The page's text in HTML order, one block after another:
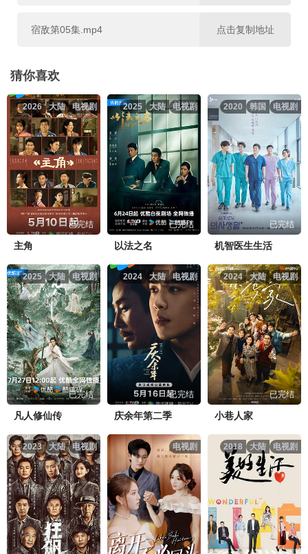
宿敌第05集.mp4 点击复制地址
宿敌第06集.mp4
宿敌第07集.mp4 点击复制地址
宿敌第08集.mp4 点击复制地址
宿敌第09集.mp4 点击复制地址
宿敌第10集.mp4 点击复制地址
宿敌第11集.mp4 点击复制地址
宿敌第12集.mp4 点击复制地址
宿敌第13集.mp4 点击复制地址
宿敌第14集.mp4 点击复制地址
宿敌第15集.mp4 点击复制地址
宿敌第16集.mp4 点击复制地址
猜你喜欢
电视剧
大陆
2026
已完结
主角
电视剧
大陆
2025
已完结
以法之名
电视剧
韩国
2020
已完结
机智医生生活
电视剧
大陆
2025
已完结
凡人修仙传
电视剧
大陆
2024
已完结
庆余年第二季
电视剧
大陆
2024
已完结
小巷人家
电视剧
大陆
2023 电视剧 电视剧
大陆
2018